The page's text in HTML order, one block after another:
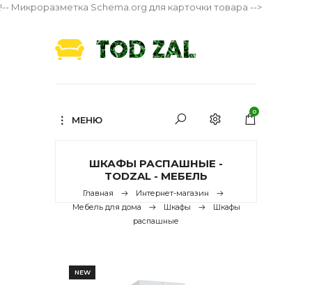
!-- Микроразметка Schema.org для карточки товара -->
МЕНЮ
0
ШКАФЫ РАСПАШНЫЕ -
TODZAL - МЕБЕЛЬ
Главная
Интернет-магазин
Мебель для дома
Шкафы
Шкафы
распашные
NEW